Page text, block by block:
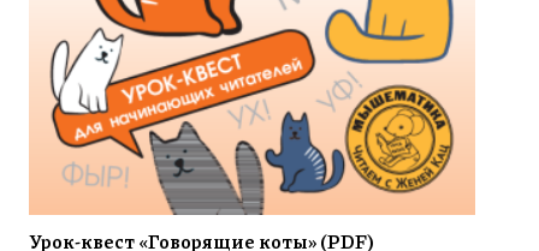
Урок-квест «Говорящие коты» (PDF)